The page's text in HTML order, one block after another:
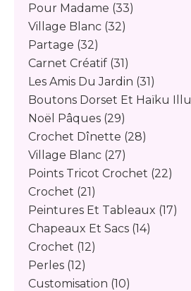
Pour Madame (33)
Village Blanc (32)
Partage (32)
Carnet Créatif (31)
Les Amis Du Jardin (31)
Boutons Dorset Et Haïku
Noël Pâques (29)
Crochet Dînette (28)
Village Blanc (27)
Points Tricot Crochet (22)
Crochet (21)
Peintures Et Tableaux (17)
Chapeaux Et Sacs (14)
Crochet (12)
Perles (12)
Customisation (10)